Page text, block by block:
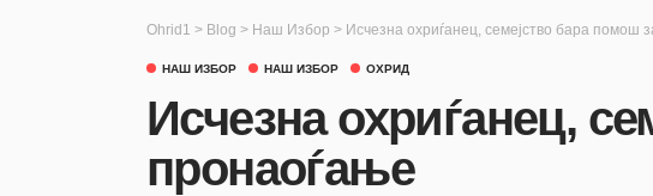
Ohrid1 > Blog > Наш Избор > Исчезна охриѓанец, семејство бара помош
НАШ ИЗБОР НАШ ИЗБОР ОХРИД
Исчезна охриѓанец,
пронаоѓање